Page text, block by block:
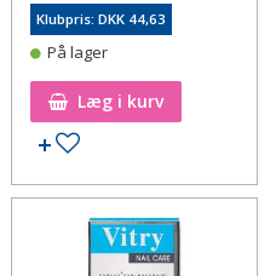
Klubpris: DKK 44,63
På lager
Læg i kurv
Tilføj til ønskeseddel